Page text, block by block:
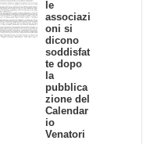
le
associazi
oni si
dicono
soddisfat
te dopo
la
pubblica
zione del
Calendar
io
Venatori